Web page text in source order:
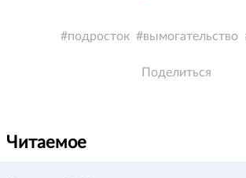
подросток вымогательство
Поделиться
Читаемое